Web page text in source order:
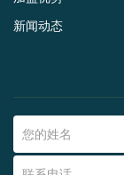
新闻动态